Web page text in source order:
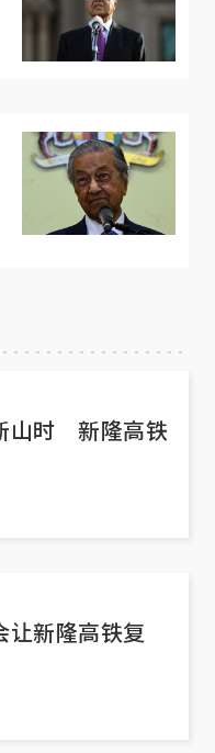
山时 新隆高铁
让新隆高铁复